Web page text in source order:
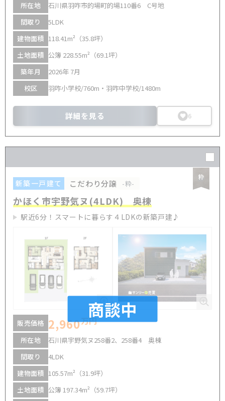
所在地
石川県羽咋市的場町的場110番6 C号地
間取り
5LDK
建物面積 118.41m²（35.8坪）
土地面積 公簿 228.55m²（69.1坪）
築年月
2026年 7月
校区
羽咋小学校/760m・羽咋中学校/1480m
詳細を見る 6
商談中
新築一戸建て こだわり分譲 -粋-
かほく市宇野気ヌ(4LDK) 奥棟
駅近6分！スマートに暮らす４LDKの新築戸建♪
販売価格 2,960万円
所在地
石川県宇野気ヌ258番2、258番4 奥棟
間取り
4LDK
建物面積 105.57m²（31.9坪）
土地面積 公簿 197.34m²（59.7坪）